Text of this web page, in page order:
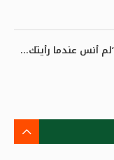
أنس عندما رأيتك...